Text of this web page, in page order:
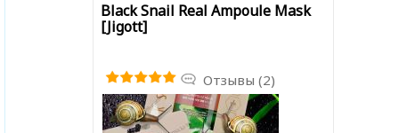
Black Snail Real Ampoule Mask
[Jigott]
Отзывы (2)